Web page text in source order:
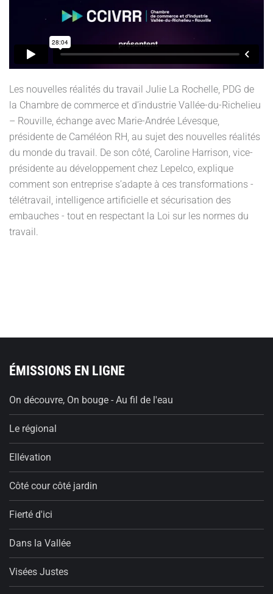
Les nouvelles réalités du travail Julie La Rochelle, PDG de
la Chambre de commerce et d’industrie Vallée-du-Richelieu
– Rouville, échange avec Marie-Andrée Lévesque,
présidente de Caméléon RH, au sujet des nouvelles réalités
du monde du travail. De son côté, Caroline Harrison, vice-
présidente au développement chez Lepelco, explique
comment son entreprise s’adapte à ces transformations -
télétravail, intelligence artificielle et sécurisation des
embauches - tout en respectant la Loi sur les normes du
travail.
ÉMISSIONS EN LIGNE
On découvre, On bouge - Au fil de l'eau
Le régional
Ellévation
Côté cour côté jardin
Fierté d'ici
Dans la Vallée
Visées Justes